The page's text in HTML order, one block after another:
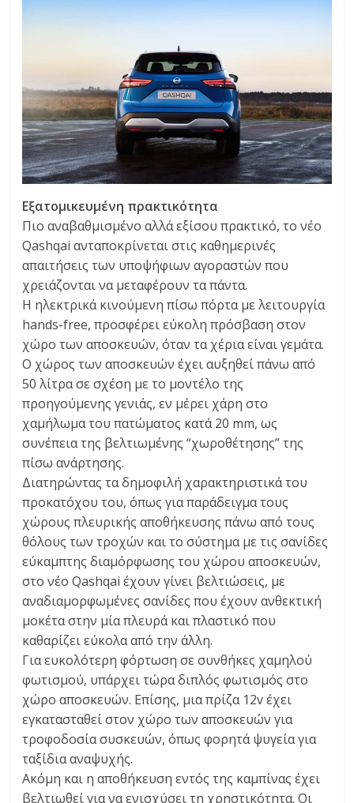
Εξατομικευμένη πρακτικότητα
Πιο αναβαθμισμένο αλλά εξίσου πρακτικό, το νέο
Qashqai ανταποκρίνεται στις καθημερινές
απαιτήσεις των υποψήφιων αγοραστών που
χρειάζονται να μεταφέρουν τα πάντα.
Η ηλεκτρικά κινούμενη πίσω πόρτα με λειτουργία
hands-free, προσφέρει εύκολη πρόσβαση στον
χώρο των αποσκευών, όταν τα χέρια είναι γεμάτα.
Ο χώρος των αποσκευών έχει αυξηθεί πάνω από
50 λίτρα σε σχέση με το μοντέλο της
προηγούμενης γενιάς, εν μέρει χάρη στο
χαμήλωμα του πατώματος κατά 20 mm, ως
συνέπεια της βελτιωμένης “χωροθέτησης” της
πίσω ανάρτησης.
Διατηρώντας τα δημοφιλή χαρακτηριστικά του
προκατόχου του, όπως για παράδειγμα τους
χώρους πλευρικής αποθήκευσης πάνω από τους
θόλους των τροχών και το σύστημα με τις σανίδες
εύκαμπτης διαμόρφωσης του χώρου αποσκευών,
στο νέο Qashqai έχουν γίνει βελτιώσεις, με
αναδιαμορφωμένες σανίδες που έχουν ανθεκτική
μοκέτα στην μία πλευρά και πλαστικό που
καθαρίζει εύκολα από την άλλη.
Για ευκολότερη φόρτωση σε συνθήκες χαμηλού
φωτισμού, υπάρχει τώρα διπλός φωτισμός στο
χώρο αποσκευών. Επίσης, μια πρίζα 12v έχει
εγκατασταθεί στον χώρο των αποσκευών για
τροφοδοσία συσκευών, όπως φορητά ψυγεία για
ταξίδια αναψυχής.
Ακόμη και η αποθήκευση εντός της καμπίνας έχει
βελτιωθεί για να ενισχύσει τη χρηστικότητα. Οι